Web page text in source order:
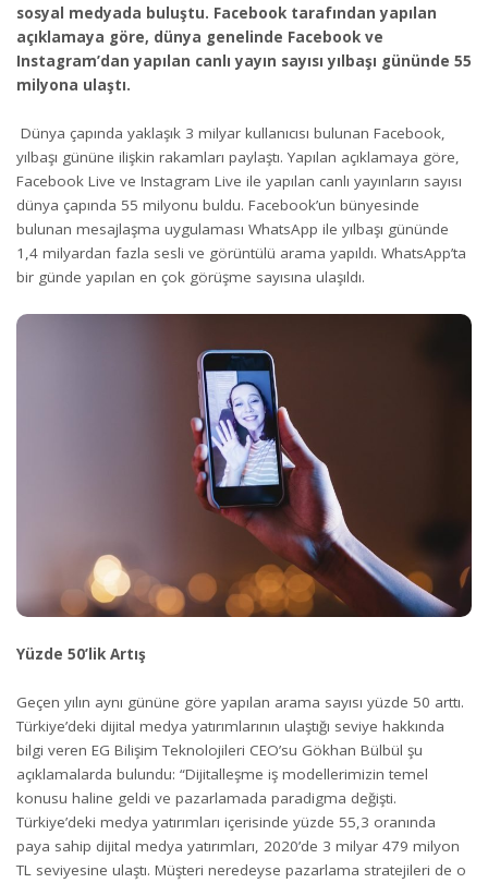
sosyal medyada buluştu. Facebook tarafından yapılan
açıklamaya göre, dünya genelinde Facebook ve
Instagram’dan yapılan canlı yayın sayısı yılbaşı gününde 55
milyona ulaştı.
Dünya çapında yaklaşık 3 milyar kullanıcısı bulunan Facebook,
yılbaşı gününe ilişkin rakamları paylaştı. Yapılan açıklamaya göre,
Facebook Live ve Instagram Live ile yapılan canlı yayınların sayısı
dünya çapında 55 milyonu buldu. Facebook’un bünyesinde
bulunan mesajlaşma uygulaması WhatsApp ile yılbaşı gününde
1,4 milyardan fazla sesli ve görüntülü arama yapıldı. WhatsApp’ta
bir günde yapılan en çok görüşme sayısına ulaşıldı.
Yüzde 50’lik Artış
Geçen yılın aynı gününe göre yapılan arama sayısı yüzde 50 arttı.
Türkiye’deki dijital medya yatırımlarının ulaştığı seviye hakkında
bilgi veren EG Bilişim Teknolojileri CEO’su Gökhan Bülbül şu
açıklamalarda bulundu: “Dijitalleşme iş modellerimizin temel
konusu haline geldi ve pazarlamada paradigma değişti.
Türkiye’deki medya yatırımları içerisinde yüzde 55,3 oranında
paya sahip dijital medya yatırımları, 2020’de 3 milyar 479 milyon
TL seviyesine ulaştı. Müşteri neredeyse pazarlama stratejileri de o